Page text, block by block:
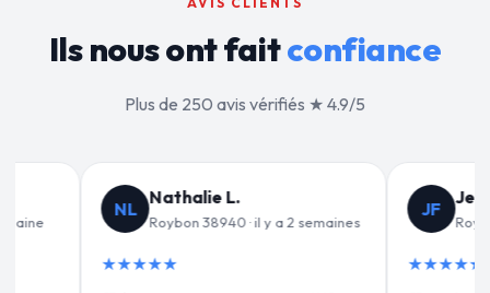
Ils nous ont faitconfiance
Plus de 250 avis vérifiés ★ 4.9/5
Jean-François C.
Roybon 38940 · il y a 3 semaines
Valérie D.
Roybon 38940 · il